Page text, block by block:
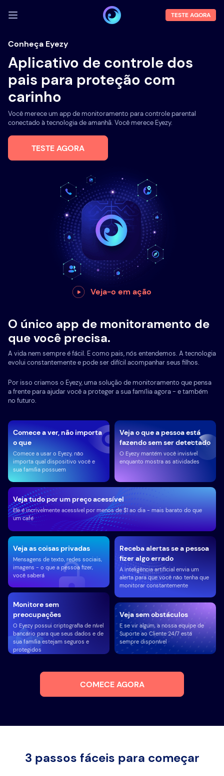
FAZER LOGIN
Demo
Funções
Sobre Nós
Blog
TESTE AGORA
Conheça Eyezy
Aplicativo de controle dos
pais para proteção com
carinho
Você merece um app de monitoramento para controle parental
conectado à tecnologia de amanhã. Você merece Eyezy.
TESTE AGORA
Veja-o em ação
O único app de monitoramento de
que você precisa.
A vida nem sempre é fácil. E como pais, nós entendemos. A tecnologia
evolui constantemente e pode ser difícil acompanhar seus filhos.
Por isso criamos o Eyezy, uma solução de monitoramento que pensa
a frente para ajudar você a proteger a sua família agora - e também
no futuro.
Comece a ver, não importa
o que
Comece a usar o Eyezy, não
importa qual dispositivo você e
sua família possuem
Veja o que a pessoa está
fazendo sem ser detectado
O Eyezy mantém você invisível
enquanto mostra as atividades
Monitore sem
preocupações
O Eyezy possui criptografia de nível
bancário para que seus dados e de
sua família estejam seguros e
protegidos
Veja as coisas privadas
Mensagens de texto, redes sociais,
imagens - o que a pessoa fizer,
você saberá
Veja tudo por um preço acessível
Ele é incrivelmente acessível por menos de $1 ao dia - mais barato do que
um café
Receba alertas se a pessoa
fizer algo errado
A inteligência artificial envia um
alerta para que você não tenha que
monitorar constantemente
Veja sem obstáculos
E se vir algum, a nossa equipe de
Suporte ao Cliente 24/7 está
sempre disponível
COMECE AGORA
3 passos fáceis para começar